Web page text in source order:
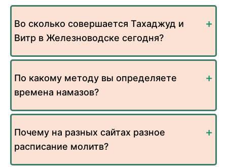
Во сколько совершается Тахаджуд и
Витр в Железноводске сегодня?
По какому методу вы определяете
времена намазов?
Почему на разных сайтах разное
расписание молитв?